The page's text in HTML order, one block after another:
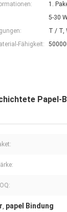
1.
5-30
T / T,
Fähigkeit:
Papel-
, papel Bindung